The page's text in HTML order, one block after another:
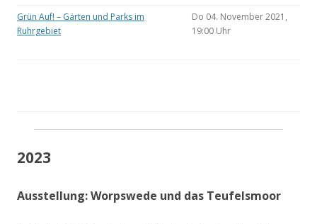
Grün Auf! – Gärten und Parks im
Ruhrgebiet
Do 04. November 2021,
19:00 Uhr
2023
Ausstellung: Worpswede und das Teufelsmoor